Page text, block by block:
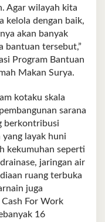
Agar wilayah kita
kelola dengan baik,
akan banyak
bantuan tersebut,”
Program Bantuan
Makan Surya.
kotaku skala
sarana
berkontribusi
layak huni
kekumuhan seperti
jaringan air
ruang terbuka
juga
For Work
16